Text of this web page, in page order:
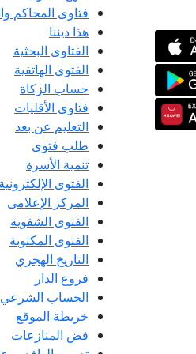
فتاوى المحاكم
هذا ديننا
الفتاوى البحثية
الفتوى الهاتفية
حساب الزكاة
فتاوى الأقليات
التعليم عن بعد
طلب فتوى
تنمية الأسرة
الفتوى الإلكترونية
المركز الإعلامى
الفتوى الشفوية
الفتوى المكتوبة
التاريخ الهجري
فروع الدار
الحساب الشرعي
خريطة الموقع
فض المنازعات